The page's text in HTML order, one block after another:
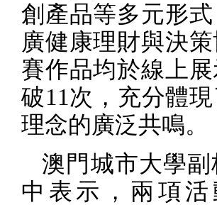
創產品等多元形
廣健康理財與決
賽作品均於線上
破11次，充分體
理念的廣泛共鳴。
澳門城市大學
中表示，兩項